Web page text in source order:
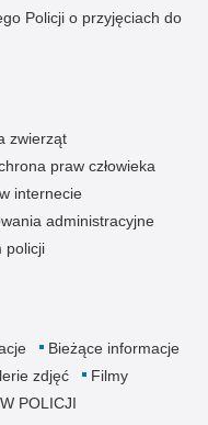
Policji o przyjęciach do
zwierząt
praw człowieka
internecie
administracyjne
policji
Bieżące informacje
zdjęć
Filmy
POLICJI